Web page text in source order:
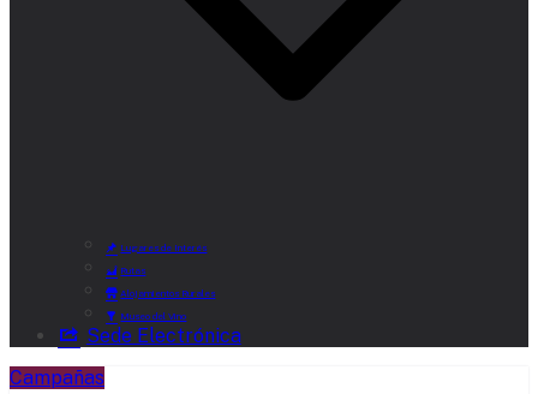
Lugares de Interés
Rutas
Alojamientos Rurales
Museo del Vino
Sede Electrónica
Campañas